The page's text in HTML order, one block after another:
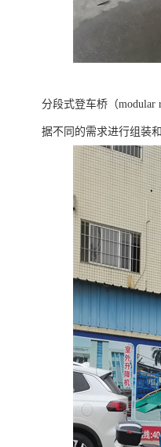
分段式登车桥（
据不同的需求进行组装